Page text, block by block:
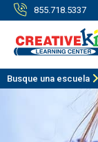
855.718.5337
Busque una escuela